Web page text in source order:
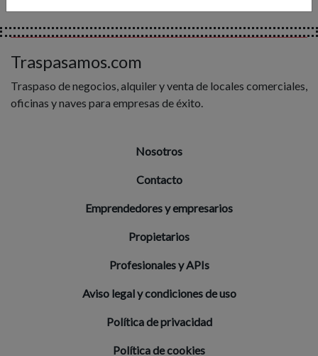
Traspasamos.com
Traspaso de negocios, alquiler y venta de locales comerciales,
oficinas y naves para empresas de éxito.
Nosotros
Contacto
Emprendedores y empresarios
Propietarios
Profesionales y APIs
Aviso legal y condiciones de uso
Política de privacidad
Política de cookies